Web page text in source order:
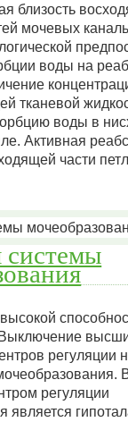
близость
мочевых
воды на
тканевой
воды в
Активная
части
системы
регуляции
регуляции
является